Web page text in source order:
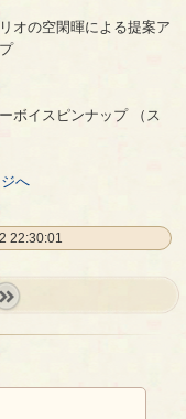
イスピンナップ
オの空閑暉による提案ア
ボイスピンナップ （ス
へ
22:30:01